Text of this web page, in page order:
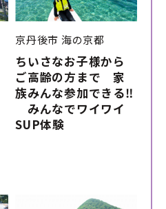
京丹後市 海の京都
ちいさなお子様から
ご高齢の方まで 家
族みんな参加できる‼
みんなでワイワイ
SUP体験